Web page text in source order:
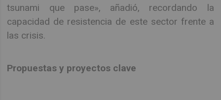
tsunami que pase», añadió, recordando la
capacidad de resistencia de este sector frente a
las crisis.
Propuestas y proyectos clave